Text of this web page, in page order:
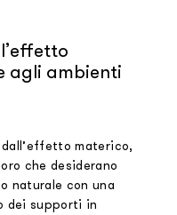
agli ambienti
materico,
che desiderano
naturale con una
dei supporti in